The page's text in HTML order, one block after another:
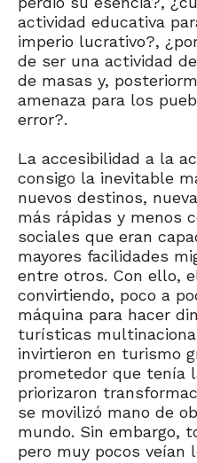
actividad educativa
imperio lucrativo?,
de ser una actividad
de masas y,
amenaza para los
error?.
La accesibilidad a la
consigo la inevitable
nuevos destinos,
más rápidas y menos
sociales que eran
mayores facilidades
entre otros. Con ello,
convirtiendo, poco a
máquina para hacer
turísticas
invirtieron en turismo
prometedor que tenía
priorizaron
se movilizó mano de
mundo. Sin embargo,
pero muy pocos veían